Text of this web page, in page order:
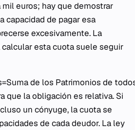
euros; hay que demostrar
capacidad de pagar esa
excesivamente. La
calcular esta cuota suele seguir
de los Patrimonios de
que la obligación es relativa. Si
un cónyuge, la cuota se
de cada deudor. La ley